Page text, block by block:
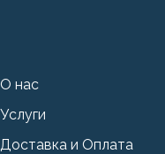
О нас
Услуги
Доставка и Оплата